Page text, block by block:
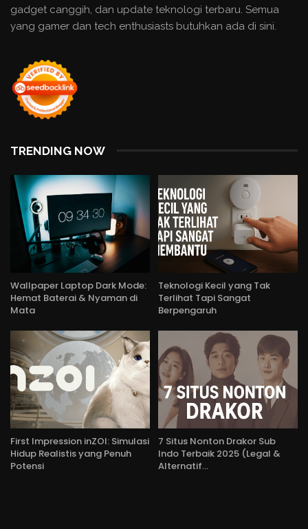
gadget canggih, dan update teknologi terbaru. Semua
yang gamer dan tech enthusiasts butuhkan ada di sini.
TRENDING NOW
Wallpaper Laptop Dark Mode:
Hemat Baterai & Nyaman di
Mata
Teknologi Kecil yang Tak
Terlihat Tapi Sangat
Berpengaruh
First Impression inZOI: Simulasi
Hidup Realistis yang Penuh
Potensi
7 Situs Nonton Drakor Sub
Indo Terbaik 2025 (Legal &
Alternatif…